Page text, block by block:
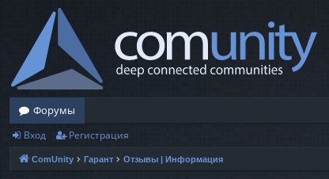
Форумы
Вход Регистрация
ComUnity Гарант Отзывы | Информация